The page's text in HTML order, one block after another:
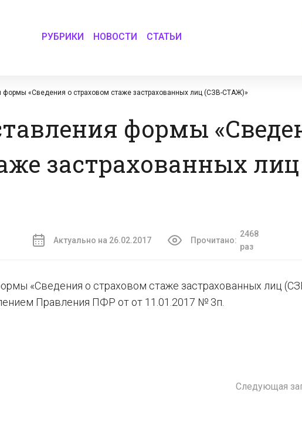
РУБРИКИ НОВОСТИ СТАТЬИ
формы «Сведения о страховом стаже застрахованных лиц (СЗВ-СТАЖ)»
формы
застрахованных
Актуально на 26.02.2017 Прочитано:
2468
раз
«Сведения о страховом стаже застрахованных лиц
Правления ПФР от от 11.01.2017 № 3п.
Следующая